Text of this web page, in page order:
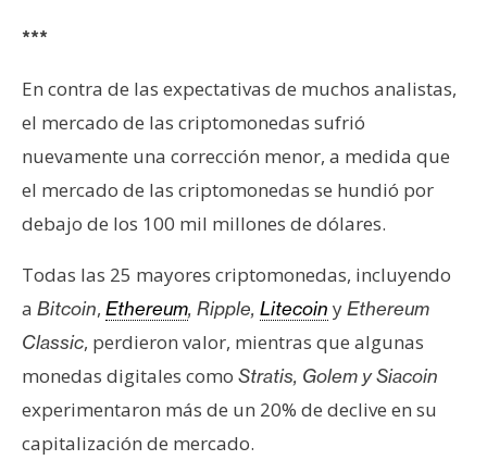
h
e
u
m
I
A
n
***
En contra de las expectativas de muchos analistas,
el mercado de las criptomonedas sufrió
nuevamente una corrección menor, a medida que
el mercado de las criptomonedas se hundió por
debajo de los 100 mil millones de dólares.
Todas las 25 mayores criptomonedas, incluyendo
a Bitcoin, Ethereum, Ripple, Litecoin yEthereum
Classic, perdieron valor, mientras que algunas
monedas digitales como Stratis, Golem y Siacoin
experimentaron más de un 20% de declive en su
capitalización de mercado.